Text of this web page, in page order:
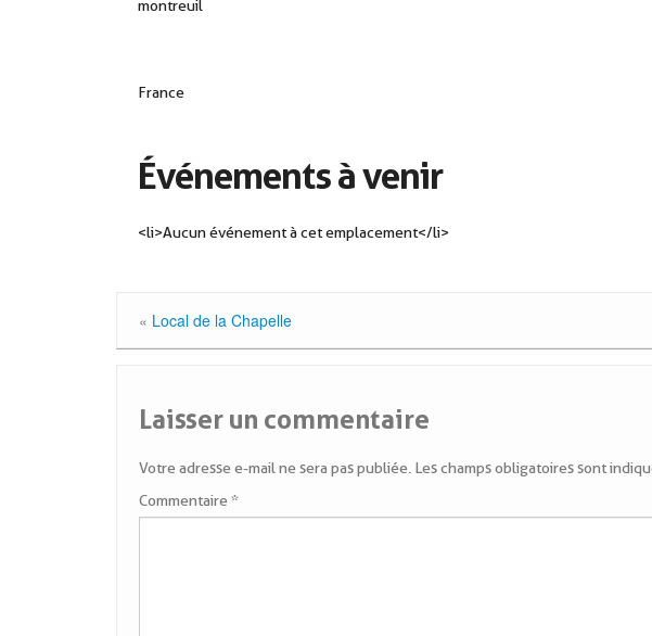
montreuil
France
Événements à venir
<li>Aucun événement à cet emplacement</li>
« Local de la Chapelle
Laisser un commentaire
Votre adresse e-mail ne sera pas publiée. Les champs obligatoires sont
Commentaire*